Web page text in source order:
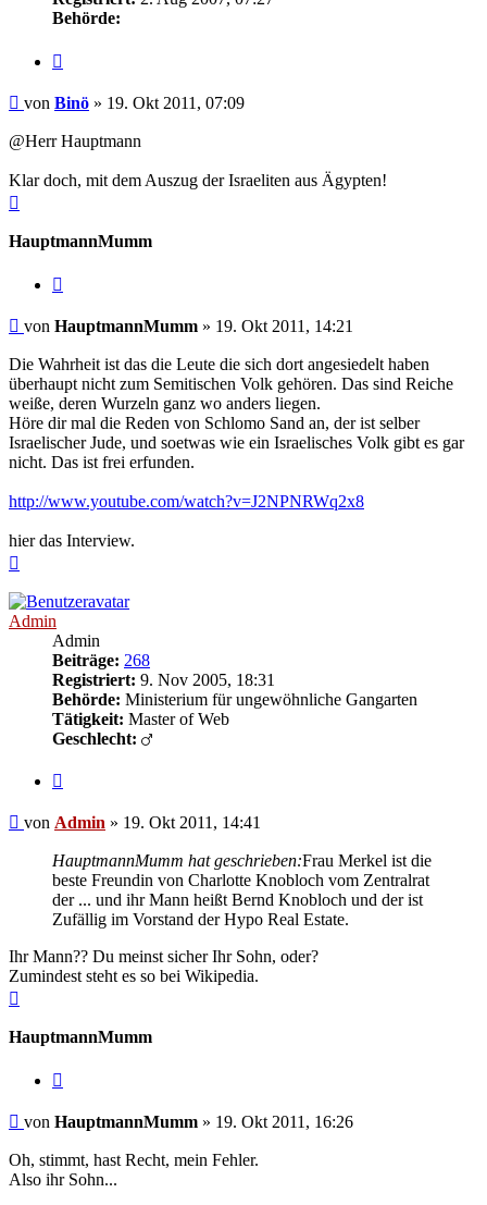
Behörde:
Beitrag
von Binö » 19. Okt 2011, 07:09
@Herr Hauptmann
Klar doch, mit dem Auszug der Israeliten aus Ägypten!
HauptmannMumm
Beitrag
von HauptmannMumm » 19. Okt 2011, 14:21
Die Wahrheit ist das die Leute die sich dort angesiedelt haben
überhaupt nicht zum Semitischen Volk gehören. Das sind Reiche
weiße, deren Wurzeln ganz wo anders liegen.
Höre dir mal die Reden von Schlomo Sand an, der ist selber
Israelischer Jude, und soetwas wie ein Israelisches Volk gibt es gar
nicht. Das ist frei erfunden.
http://www.youtube.com/watch?v=J2NPNRWq2x8
hier das Interview.
Admin
Admin
Beiträge: 268
Registriert: 9. Nov 2005, 18:31
Behörde: Ministerium für ungewöhnliche Gangarten
Tätigkeit: Master of Web
Geschlecht:
Beitrag
von Admin » 19. Okt 2011, 14:41
HauptmannMumm hat geschrieben:Frau Merkel ist die
beste Freundin von Charlotte Knobloch vom Zentralrat
der ... und ihr Mann heißt Bernd Knobloch und der ist
Zufällig im Vorstand der Hypo Real Estate.
Ihr Mann?? Du meinst sicher Ihr Sohn, oder?
Zumindest steht es so bei Wikipedia.
HauptmannMumm
Beitrag
von HauptmannMumm » 19. Okt 2011, 16:26
Oh, stimmt, hast Recht, mein Fehler.
Also ihr Sohn...